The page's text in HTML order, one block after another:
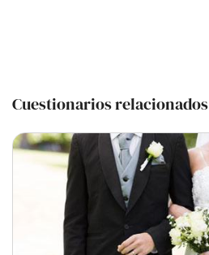
Cuestionarios relacionados